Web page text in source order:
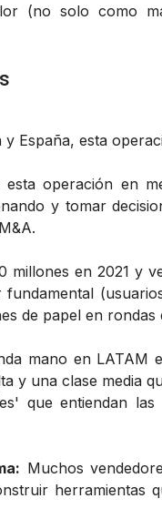
(no solo como
España, esta
operación en
y tomar
millones en 2021 y
de papel en rondas
mano en LATAM
y una clase media
que entiendan las
Muchos
herramientas